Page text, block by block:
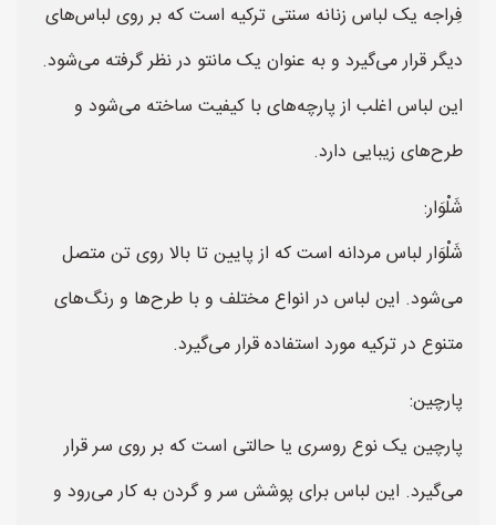
فِراجه یک لباس زنانه سنتی ترکیه است که بر روی لباس‌های
دیگر قرار می‌گیرد و به عنوان یک مانتو در نظر گرفته می‌شود.
این لباس اغلب از پارچه‌های با کیفیت ساخته می‌شود و
طرح‌های زیبایی دارد.
شَلْوَار:
شَلْوَار لباس مردانه است که از پایین تا بالا روی تن متصل
می‌شود. این لباس در انواع مختلف و با طرح‌ها و رنگ‌های
متنوع در ترکیه مورد استفاده قرار می‌گیرد.
پارچین:
پارچین یک نوع روسری یا حالتی است که بر روی سر قرار
می‌گیرد. این لباس برای پوشش سر و گردن به کار می‌رود و